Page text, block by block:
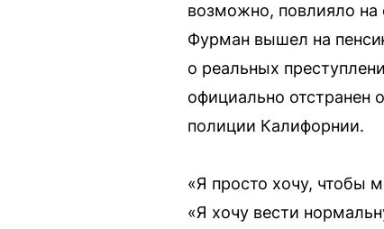
возможно, повлияло на
Фурман вышел на
о реальных
официально отстранен
полиции Калифорнии.
«Я просто хочу, чтобы
«Я хочу вести